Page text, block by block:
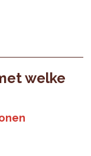
welke